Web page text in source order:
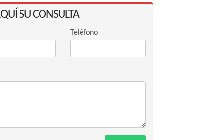
SU CONSULTA
Teléfono